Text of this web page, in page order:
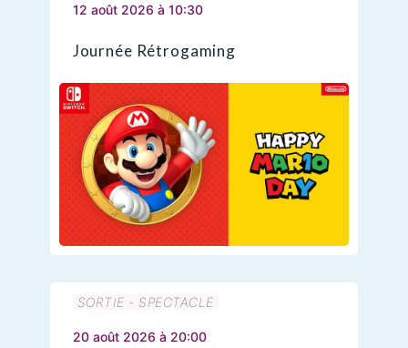
12 août 2026 à 10:30
Journée Rétrogaming
SORTIE - SPECTACLE
20 août 2026 à 20:00